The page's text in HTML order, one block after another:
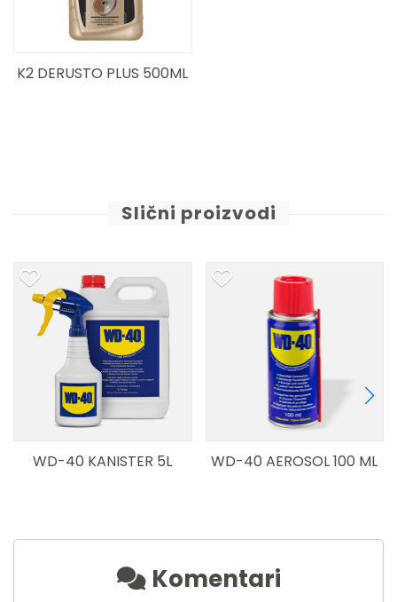
K2 DERUSTO PLUS 500ML
Slični proizvodi
WD-40 AEROSOL 100 ML WD-40 AEROSOL 200
Komentari